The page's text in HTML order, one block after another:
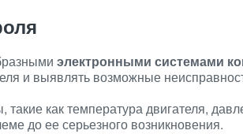
электронными системами
и выявлять возможные
как температура двигателя,
до ее серьезного возникновения.